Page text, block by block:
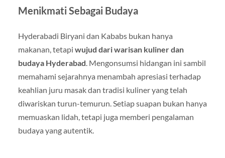
Menikmati Sebagai Budaya
Hyderabadi Biryani dan Kababs bukan hanya
makanan, tetapi wujud dari warisan kuliner dan
budaya Hyderabad . Mengonsumsi hidangan ini sambil
memahami sejarahnya menambah apresiasi terhadap
keahlian juru masak dan tradisi kuliner yang telah
diwariskan turun-temurun. Setiap suapan bukan hanya
memuaskan lidah, tetapi juga memberi pengalaman
budaya yang autentik.